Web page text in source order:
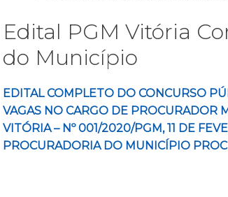
Edital PGM Vitória
do Município
EDITAL COMPLETO DO CONCURSO
VAGAS NO CARGO DE PROCURADOR
VITÓRIA – Nº 001/2020/PGM, 11 DE
PROCURADORIA DO MUNICÍPIO